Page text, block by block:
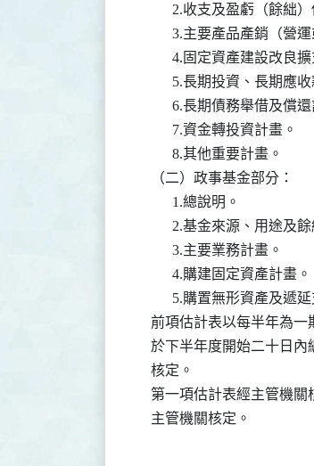
2.收支及盈虧（餘絀
3.主要產品產銷（營
4.固定資產建設改良
5.長期投資、長期
6.長期債務舉借及償
          7.資金轉投資計畫。
          8.其他重要計畫。
    （二）政事基金部分：
          1.總說明。
2.基金來源、用途及
          3.主要業務計畫。
          4.購建固定資產計畫。
5.購置無形資產及遞
前項估計表以每半年為
於下半年度開始二十日
    核定。
第一項估計表經主管機
    主管機關核定。